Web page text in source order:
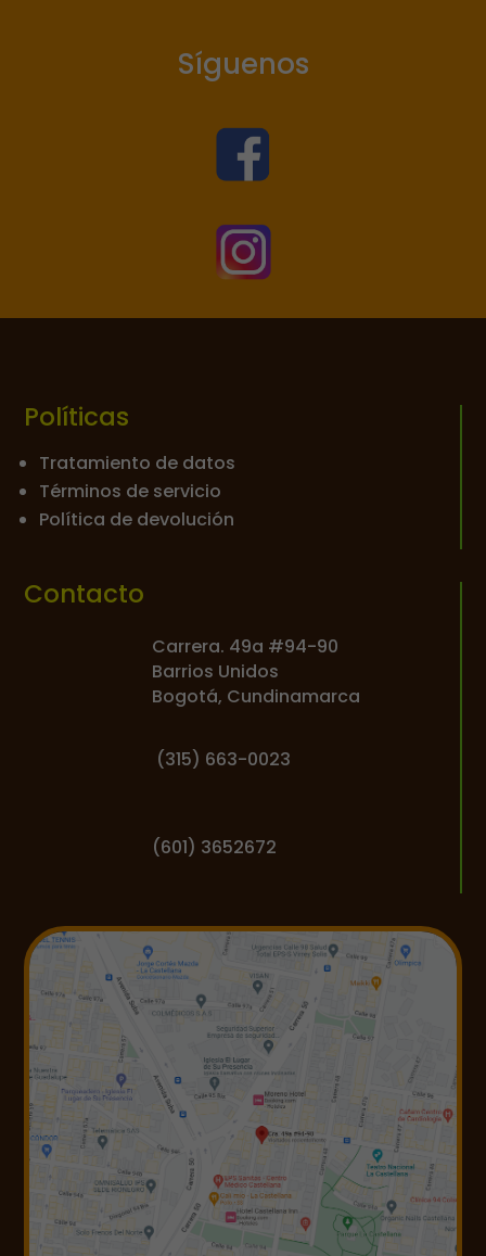
Síguenos


Políticas
Tratamiento de datos
Términos de servicio
Política de devolución
Contacto
Carrera. 49a #94-90
Barrios Unidos
Bogotá, Cundinamarca
(315) 663-0023
(601) 3652672